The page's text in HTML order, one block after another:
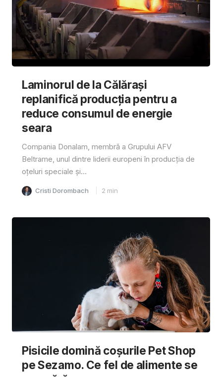
Laminorul de la Călărași
replanifică producția pentru a
reduce consumul de energie
seara
Compania Donalam, membră a Grupului AFV
Beltrame, unul dintre liderii europeni în producția de
oțeluri speciale și...
Cristi Dorombach 2 min
Pisicile domină coșurile Pet Shop
pe Sezamo. Ce fel de alimente se